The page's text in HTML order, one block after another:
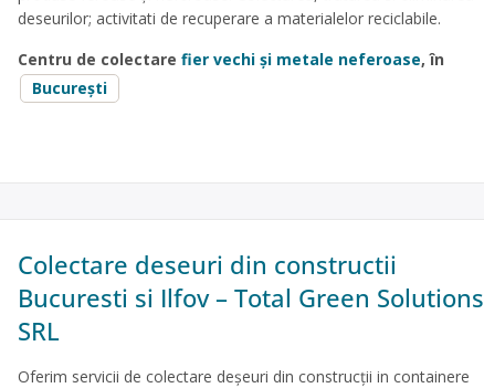
deseurilor; activitati de recuperare a materialelor reciclabile.
Centru de colectare fier vechi și metale neferoase, în
București
Colectare deseuri din constructii
Bucuresti si Ilfov – Total Green Solutions
SRL
Oferim servicii de colectare deșeuri din construcții in containere